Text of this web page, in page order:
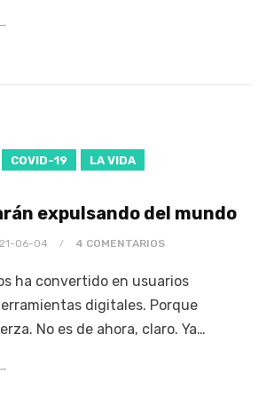
COVID-19 LA VIDA
expulsando del mundo
06-04 4 COMENTARIOS
ha convertido en usuarios
digitales. Porque
No es de ahora, claro. Ya…